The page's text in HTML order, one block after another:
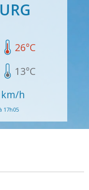
26°C
13°C
km/h
17h05